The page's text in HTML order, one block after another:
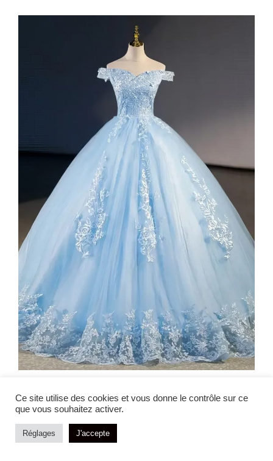
Céleste
Ce site utilise des cookies et vous donne le contrôle sur ce
que vous souhaitez activer.
Réglages J'accepte